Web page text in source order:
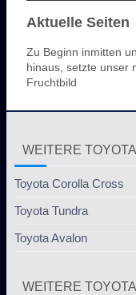
Aktuelle Seiten
Zu Beginn inmitten
hinaus, setzte unser
Fruchtbild
WEITERE
Toyota Corolla Cross
Toyota Tundra
Toyota Avalon
WEITERE